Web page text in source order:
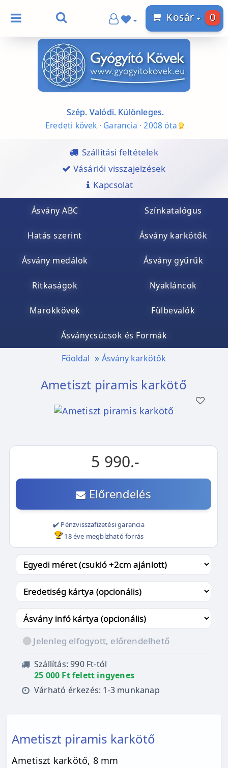
Kosár 0
Szép. Valódi. Különleges.
Eredeti kövek · Garancia · 2008 óta
Szállítási feltételek
Vásárlói visszajelzések
Kapcsolat
Ásvány ABC Színkatalógus
Hatás szerint Ásvány karkötők
Ásvány medálok Ásvány gyűrűk
Ritkaságok Nyakláncok
Marokkövek Fülbevalók
Ásványcsúcsok és Formák
Főoldal Ásvány karkötők
Ametiszt piramis karkötő
5 990.-
Előrendelés
✔️ Pénzvisszafizetési garancia
18 éve megbízható forrás
Jelenleg elfogyott, előrendelhető
Szállítás: 990 Ft-tól
25 000 Ft felett ingyenes
Várható érkezés: 1-3 munkanap
Ametiszt piramis karkötő
Ametiszt karkötő, 8 mm